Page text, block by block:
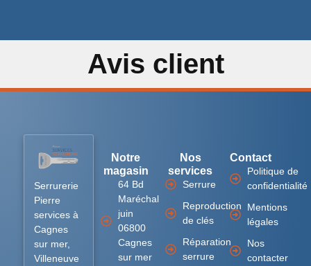
Avis client
Serrurerie
Pierre
services à
Cagnes
sur mer,
Villeneuve
Notre
magasin
64 Bd
Maréchal
juin
06800
Cagnes
sur mer
Nos
services
Serrure
Reproduction
de clés
Réparation
serrure
Contact
Politique de
confidentialité
Mentions
légales
Nos
contacter